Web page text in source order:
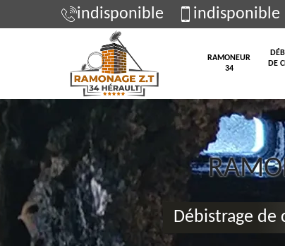
indisponible indisponible
RAMONEUR
34
DE
Débistrage de